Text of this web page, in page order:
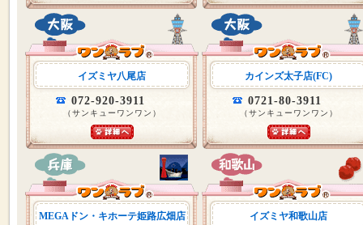
イズミヤ八尾店
072-920-3911
（サンキューワンワン）
カインズ太子店(FC)
0721-80-3911
（サンキューワンワン）
MEGAドン・キホーテ姫路広畑店 イズミヤ和歌山店